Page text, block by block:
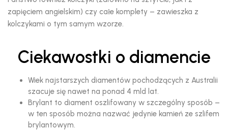
zapięciem angielskim) czy całe komplety – zawieszka z
kolczykami o tym samym wzorze.
Ciekawostki o diamencie
Wiek najstarszych diamentów pochodzących z Australii
szacuje się nawet na ponad 4 mld lat.
Brylant to diament oszlifowany w szczególny sposób –
w ten sposób można nazwać jedynie kamień ze szlifem
brylantowym.